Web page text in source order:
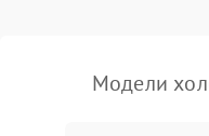
Модели